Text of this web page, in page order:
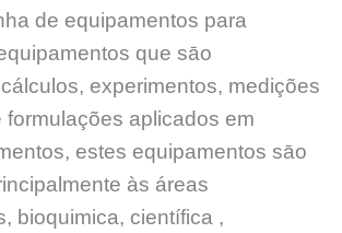
de equipamentos para
que sāo
experimentos, medições
formulações aplicados em
estes equipamentos sāo
às áreas
bioquimica, científica ,